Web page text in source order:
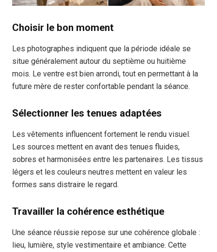
Choisir le bon moment
Les photographes indiquent que la période idéale se
situe généralement autour du septième ou huitième
mois. Le ventre est bien arrondi, tout en permettant à la
future mère de rester confortable pendant la séance.
Sélectionner les tenues adaptées
Les vêtements influencent fortement le rendu visuel.
Les sources mettent en avant des tenues fluides,
sobres et harmonisées entre les partenaires. Les tissus
légers et les couleurs neutres mettent en valeur les
formes sans distraire le regard.
Travailler la cohérence esthétique
Une séance réussie repose sur une cohérence globale :
lieu, lumière, style vestimentaire et ambiance. Cette